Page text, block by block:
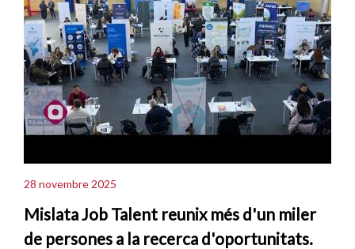
28 novembre 2025
Mislata Job Talent reunix més d'un miler
de persones a la recerca d'oportunitats.